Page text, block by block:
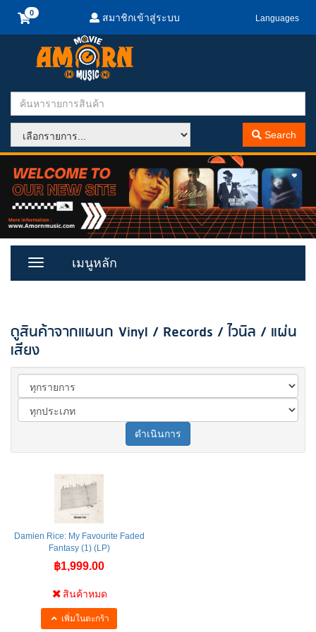
สมาชิกเข้าสู่ระบบ Languages
Search
Toggle
เมนูหลัก
ดูสินค้าจากแผนก Vinyl / Records / ไวนิล / แผ่น
เสียง
ดำเนินการ
Damien Rice: My Favourite Faded
Fantasy (1) (LP)
฿1,999.00
สินค้าหมด
เพิ่มในตะกร้า